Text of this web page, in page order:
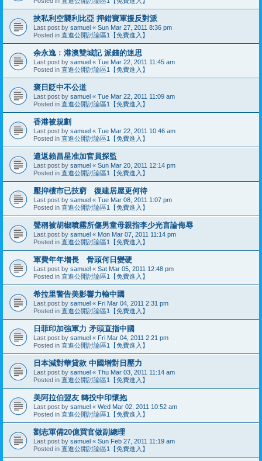
挾私利空襲利比亞 押錯寶軍援反對派
Last post by samuel « Sun Mar 27, 2011 8:36 pm
Posted in 直進公開討論區1【免費進入】
余永逸﹕港澳雙城記 派錢的迷思
Last post by samuel « Tue Mar 22, 2011 11:45 am
Posted in 直進公開討論區1【免費進入】
褒日貶中不公道
Last post by samuel « Tue Mar 22, 2011 11:09 am
Posted in 直進公開討論區1【免費進入】
香港被規劃
Last post by samuel « Tue Mar 22, 2011 10:46 am
Posted in 直進公開討論區1【免費進入】
遣返賴昌星准加官員探監
Last post by samuel « Sun Mar 20, 2011 12:14 pm
Posted in 直進公開討論區1【免費進入】
壓抑樓市已技窮 復建居屋更何待
Last post by samuel « Tue Mar 08, 2011 1:07 pm
Posted in 直進公開討論區1【免費進入】
聲稱被胡椒噴霧所傷男童母親指李少光言論侮辱
Last post by samuel « Mon Mar 07, 2011 11:14 pm
Posted in 直進公開討論區1【免費進入】
軍費年年增長 骨頭何日變硬
Last post by samuel « Sat Mar 05, 2011 12:48 pm
Posted in 直進公開討論區1【免費進入】
希拉里警告美影響力輸中國
Last post by samuel « Fri Mar 04, 2011 2:31 pm
Posted in 直進公開討論區1【免費進入】
日菲印加強軍力 矛頭直指中國
Last post by samuel « Fri Mar 04, 2011 2:21 pm
Posted in 直進公開討論區1【免費進入】
日本減對華貸款 中國增對日壓力
Last post by samuel « Thu Mar 03, 2011 11:14 am
Posted in 直進公開討論區1【免費進入】
美阿拉伯盟友 轉投中印懷抱
Last post by samuel « Wed Mar 02, 2011 10:52 am
Posted in 直進公開討論區1【免費進入】
劉志軍備20億買官做副總理
Last post by samuel « Sun Feb 27, 2011 11:19 am
Posted in 直進公開討論區1【免費進入】